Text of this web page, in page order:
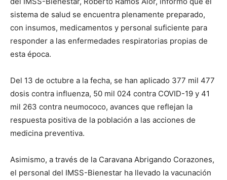
sistema de salud se encuentra plenamente preparado,
con insumos, medicamentos y personal suficiente para
responder a las enfermedades respiratorias propias de
esta época.
Del 13 de octubre a la fecha, se han aplicado 377 mil 477
dosis contra influenza, 50 mil 024 contra COVID-19 y 41
mil 263 contra neumococo, avances que reflejan la
respuesta positiva de la población a las acciones de
medicina preventiva.
Asimismo, a través de la Caravana Abrigando Corazones,
el personal del IMSS-Bienestar ha llevado la vacunación